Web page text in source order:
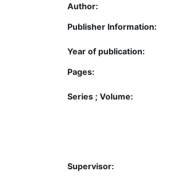
Author:
Publisher Information:
Year of publication:
Pages:
Series ; Volume:
Supervisor: